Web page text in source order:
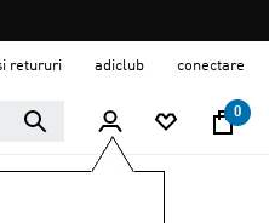
retururi adiclub conectare
0